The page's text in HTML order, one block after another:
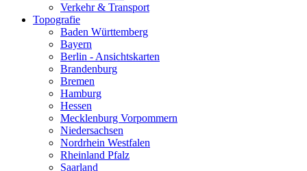
Verkehr & Transport
Topografie
Baden Württemberg
Bayern
Berlin - Ansichtskarten
Brandenburg
Bremen
Hamburg
Hessen
Mecklenburg Vorpommern
Niedersachsen
Nordrhein Westfalen
Rheinland Pfalz
Saarland